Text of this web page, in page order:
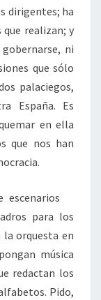
dirigentes; ha
realizan; y
ni
que sólo
palaciegos,
España. Es
en ella
que nos han
para los
la orquesta en
música
redactan los
Pido,